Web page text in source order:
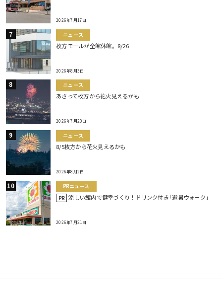
2026年7月17日
ニュース
枚方モールが全館休館。8/26
2026年8月3日
ニュース
あさって枚方から花火見えるかも
2026年7月20日
ニュース
8/5枚方から花火見えるかも
2026年8月2日
PRニュース
PR 涼しい館内で健幸づくり！ドリンク付き｢避暑ウォーク｣
2026年7月21日